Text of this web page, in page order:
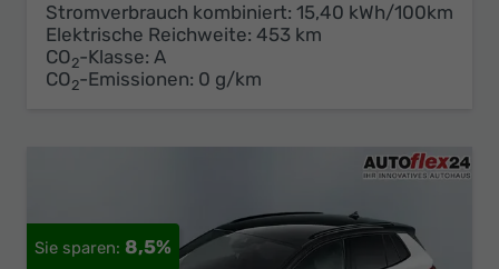
Stromverbrauch kombiniert: 15,40 kWh/100km
Elektrische Reichweite: 453 km
CO2-Klasse: A
CO2-Emissionen: 0 g/km
8,5%